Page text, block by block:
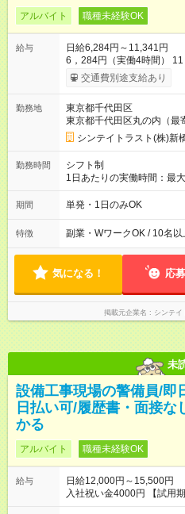
アルバイト 職種未経験OK
給与
日給6,284円～11,341円
6，284円（実働4時間）
よって変動あり ・－・－・ ◆交通費別途全額支給 ※規定あり ◆
支払方法：週払い・月払
試用期間なし
交通費別途支給あり
勤務地
東京都千代田区
東京都千代田区丸の内（最
シンテイトラスト(株)新
勤務時間
シフト制
1日あたりの実働時間：最大8時
16：00 ■8：00～16：00
■11：00～20：00 ■17：
期間 単発・1日のみOK
特徴 副業・WワークOK / 10名
気になる！ 応
掲載元企業名 シンテイ
未
設備工事現場の警備員/
日払い可/履歴書・面接な
かる
アルバイト 職種未経験OK
給与
日給12,000円～15,500円
入社祝い金